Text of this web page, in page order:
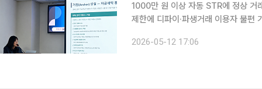
1000만 원 이상 자동 STR에 정상 거
제한에 디파이·파생거래 이용자 불편
Laundering·AML) 강화를 목표로
2026-05-12 17:06